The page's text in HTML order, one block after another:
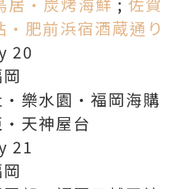
居•炭烤海鮮 ; 佐賀
•肥前浜宿酒蔵通り
20
•樂水園•福岡海購
•天神屋台
21